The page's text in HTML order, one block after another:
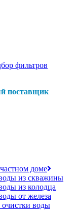
фильтров
поставщик
доме
из скважины
из колодца
от железа
воды